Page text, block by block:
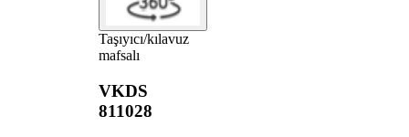
Taşıyıcı/kılavuz
mafsalı
VKDS
811028